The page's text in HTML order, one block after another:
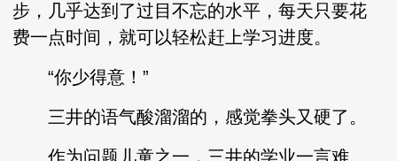
步，几乎达到了过目不忘的水平，每天只要花
费一点时间，就可以轻松赶上学习进度。
“你少得意！”
三井的语气酸溜溜的，感觉拳头又硬了。
作为问题儿童之一，三井的学业一言难